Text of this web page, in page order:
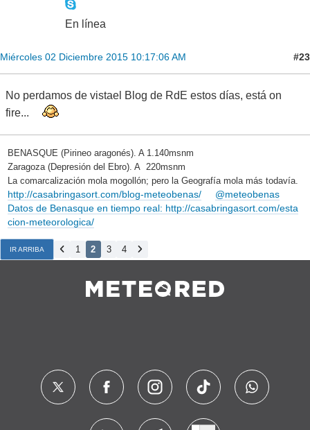
En línea
Miércoles 02 Diciembre 2015 10:17:06 AM #23
No perdamos de vistael Blog de RdE estos días, está on
fire...
BENASQUE (Pirineo aragonés). A 1.140msnm
Zaragoza (Depresión del Ebro). A 220msnm
La comarcalización mola mogollón; pero la Geografía mola más todavía.
http://casabringasort.com/blog-meteobenas/
@meteobenas
Datos de Benasque en tiempo real: http://casabringasort.com/esta
cion-meteorologica/
IR ARRIBA 1 2 3 4